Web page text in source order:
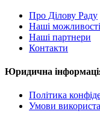
Про Ділову Раду
Наші можливості
Наші партнери
Контакти
Юридична
Політика
Умови